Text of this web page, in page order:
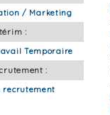
/ Marketing
:
Temporaire
:
recrutement